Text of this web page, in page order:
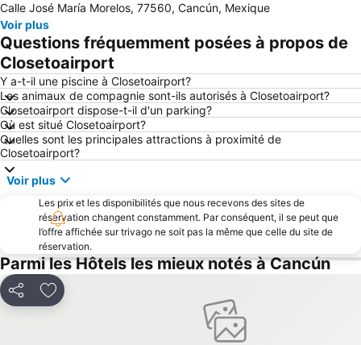
Playa Caracol
Playa Paraíso
Place La Isla
We Move Forward
Plaza Kukulcan
Cancún Travel Mart & Mexico Summit
Punta Sur
Plage Linda
Scuba Cancun
Langosta
Aquaworld
Marché 28
Las Perlas
Cluf de Golf de Playa Paraiso
Aquarium Interactif de Cancun
Annual Island Time Fishing Festval
Palais des Congrès et des Expositions de Cancún
Regata del Sol al Sol
Parc Naturel Garrafón
Punta Bete Xcalacoco
El Malecón
Calle José María Morelos, 77560, Cancún, Mexique
Voir plus
Questions fréquemment posées à propos de
Closetoairport
Y a-t-il une piscine à Closetoairport?
Les animaux de compagnie sont-ils autorisés à Closetoairport?
Closetoairport dispose-t-il d'un parking?
Où est situé Closetoairport?
Quelles sont les principales attractions à proximité de
Closetoairport?
Voir plus
Les prix et les disponibilités que nous recevons des sites de
réservation changent constamment. Par conséquent, il se peut que
l’offre affichée sur trivago ne soit pas la même que celle du site de
réservation.
Parmi les Hôtels les mieux notés à Cancún
PartagerAjouter à mes favoris